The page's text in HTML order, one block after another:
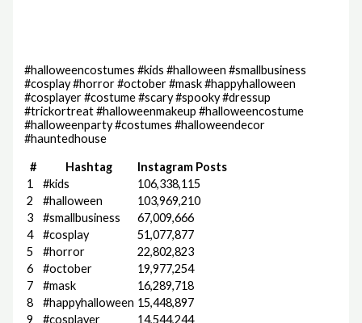
#halloweencostumes #kids #halloween #smallbusiness
#cosplay #horror #october #mask #happyhalloween
#cosplayer #costume #scary #spooky #dressup
#trickortreat #halloweenmakeup #halloweencostume
#halloweenparty #costumes #halloweendecor
#hauntedhouse
# Hashtag
Instagram Posts
1
#kids
106,338,115
2
#halloween
103,969,210
3
#smallbusiness
67,009,666
4
#cosplay
51,077,877
5
#horror
22,802,823
6
#october
19,977,254
7
#mask
16,289,718
8
#happyhalloween 15,448,897
9
#cosplayer 14,544,244